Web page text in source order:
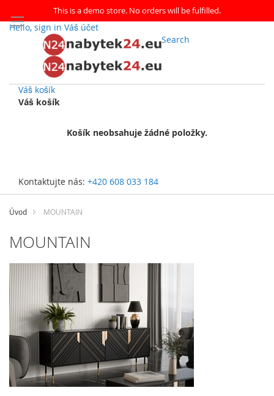
This is a demo store. No orders will be fulfilled.
Hello, sign in Váš účet
Search
Váš košík
Váš košík
Košík neobsahuje žádné položky.
Kontaktujte nás: +420 608 033 184
Přejít
obsah
Úvod MOUNTAIN
MOUNTAIN